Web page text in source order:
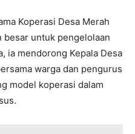
Koperasi Desa Merah
besar untuk pengelolaan
ia mendorong Kepala Desa
warga dan pengurus
model koperasi dalam